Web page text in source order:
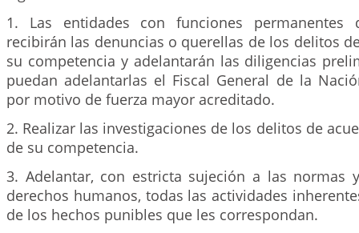
1. Las entidades con funciones permanentes
recibirán las denuncias o querellas de los delitos
su competencia y adelantarán las diligencias
puedan adelantarlas el Fiscal General de la
por motivo de fuerza mayor acreditado.
2. Realizar las investigaciones de los delitos de
de su competencia.
3. Adelantar, con estricta sujeción a las normas
derechos humanos, todas las actividades
de los hechos punibles que les correspondan.